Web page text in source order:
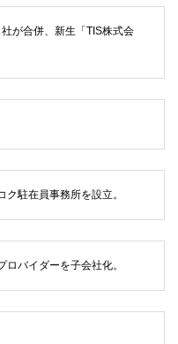
が合併、新生「TIS株式会
駐在員事務所を設立。
バイダーを子会社化。